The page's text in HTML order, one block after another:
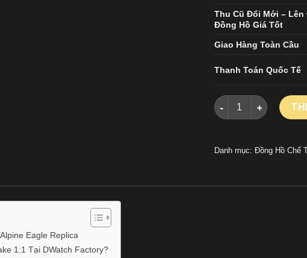
Thu Cũ Đổi Mới – Lên
Đồng Hồ Giá Tốt
Giao Hàng Toàn Cầu
Thanh Toán Quốc Tế
Đồng Hồ Chopard
Danh mục: Đồng Hồ Chế
Eagle Replica
1:1 Tại DWatch Factory?